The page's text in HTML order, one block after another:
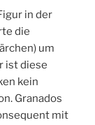
in der
die
um
ist diese
kein
Granados
mit